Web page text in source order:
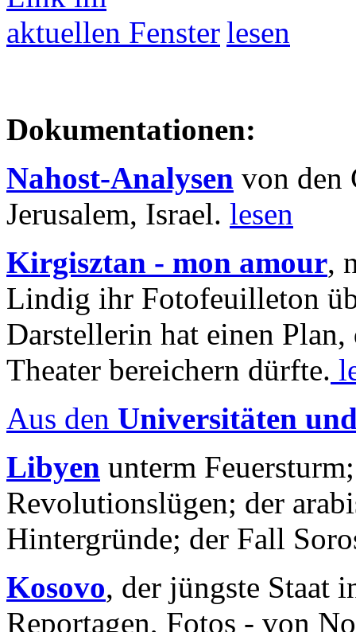
lesen
Dokumentationen:
Nahost-Analysen von den
Jerusalem, Israel. lesen
Kirgisztan - mon amour,
Lindig ihr Fotofeuilleton
Darstellerin hat einen Plan,
Theater bereichern dürfte.
Aus den Universitäten
Libyen unterm
Revolutionslügen; der
Hintergründe; der Fall
Kosovo, der jüngste Staat
Reportagen, Fotos - von